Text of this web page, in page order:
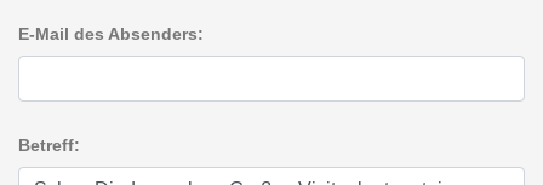
E-Mail des Absenders:
Betreff: